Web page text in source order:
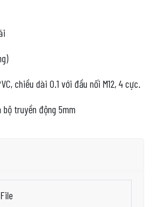
chiều dài 0.1 với đầu nối M12, 4 cực.
truyền động 5mm
File